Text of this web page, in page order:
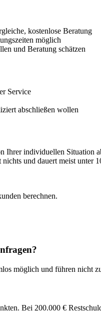
kostenlose Beratung
möglich
und Beratung schätzen
Service
abschließen wollen
Ihrer individuellen
und dauert meist unter
berechnen.
möglich und führen
Bei 200.000 €